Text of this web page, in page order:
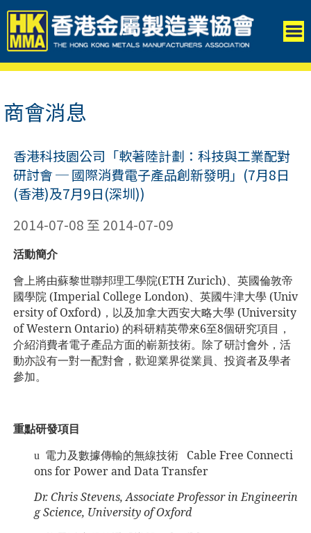
商會消息
香港科技園公司「軟著陸計劃：科技與工業配對
研討會 ─ 國際消費電子產品創新發明」(7月8日
(香港)及7月9日(深圳))
2014-07-08 至 2014-07-09
活動簡介
會上將由蘇黎世聯邦理工學院(ETH Zurich)、英國倫敦帝
國學院 (Imperial College London)、英國牛津大學 (Univ
ersity of Oxford)，以及加拿大西安大略大學 (University
of Western Ontario) 的科研精英帶來6至8個研究項目 ，
介紹消費者電子產品方面的嶄新技術。除了研討會外，活
動亦設有一對一配對會，歡迎業界從業員、投資者及學者
參加。
重點研發項目
u 電力及數據傳輸的無線技術 Cable Free Connecti
ons for Power and Data Transfer
Dr. Chris Stevens, Associate Professor in Engineerin
g Science, University of Oxford